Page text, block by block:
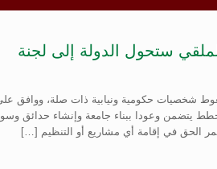
ستحول الدولة إلى لجنة
شخصيات حكومية ونيابية ذات صلة، ووافق